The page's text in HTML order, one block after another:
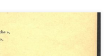
gazette contemporaine,